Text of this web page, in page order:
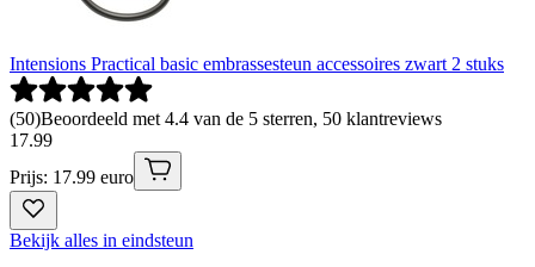
Intensions Practical basic embrassesteun accessoires zwart 2 stuks
(50)Beoordeeld met 4.4 van de 5 sterren, 50 klantreviews
17.99
Prijs: 17.99 euro
Bekijk alles in eindsteun